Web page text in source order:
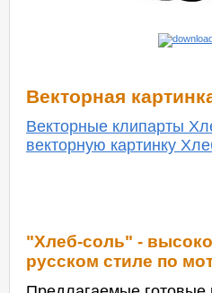
Векторная
Векторные клипарты
векторную картинку
"Хлеб-соль" -
русском стиле по